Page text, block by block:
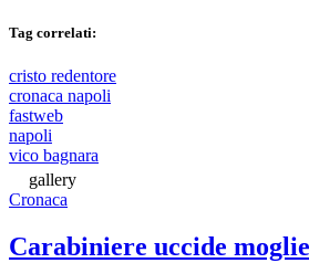
Tag correlati:
cristo redentore
cronaca napoli
fastweb
napoli
vico bagnara
gallery
Cronaca
Carabiniere uccide